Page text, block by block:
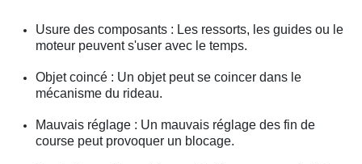
Usure des composants : Les ressorts, les guides ou le
moteur peuvent s'user avec le temps.
Objet coincé : Un objet peut se coincer dans le
mécanisme du rideau.
Mauvais réglage : Un mauvais réglage des fin de
course peut provoquer un blocage.